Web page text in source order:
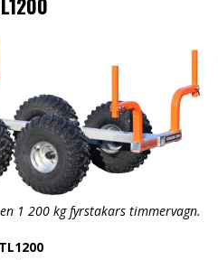
1 200 kg fyrstakars timmervagn.